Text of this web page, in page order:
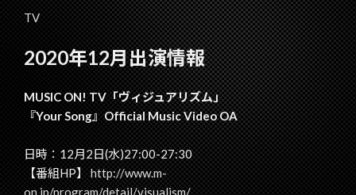
TV
2020年12月出演情報
MUSIC ON! TV「ヴィジュアリズム」
『Your Song』Official Music Video OA
日時：12月2日(水)27:00-27:30
【番組HP】 http://www.m-
on.jp/program/detail/visualism/